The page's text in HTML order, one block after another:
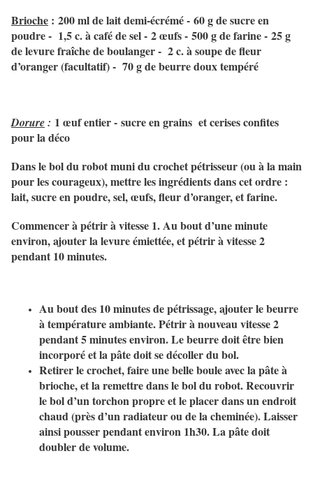
Brioche : 200 ml de lait demi-écrémé - 60 g de sucre en
poudre - 1,5 c. à café de sel - 2 œufs - 500 g de farine - 25 g
de levure fraîche de boulanger - 2 c. à soupe de fleur
d’oranger (facultatif) - 70 g de beurre doux tempéré
Dorure: 1 œuf entier - sucre en grains et cerises confites
pour la déco
Dans le bol du robot muni du crochet pétrisseur (ou à la main
pour les courageux), mettre les ingrédients dans cet ordre :
lait, sucre en poudre, sel, œufs, fleur d’oranger, et farine.
Commencer à pétrir à vitesse 1. Au bout d’une minute
environ, ajouter la levure émiettée, et pétrir à vitesse 2
pendant 10 minutes.
Au bout des 10 minutes de pétrissage, ajouter le beurre
à température ambiante. Pétrir à nouveau vitesse 2
pendant 5 minutes environ. Le beurre doit être bien
incorporé et la pâte doit se décoller du bol.
Retirer le crochet, faire une belle boule avec la pâte à
brioche, et la remettre dans le bol du robot. Recouvrir
le bol d’un torchon propre et le placer dans un endroit
chaud (près d’un radiateur ou de la cheminée). Laisser
ainsi pousser pendant environ 1h30. La pâte doit
doubler de volume.